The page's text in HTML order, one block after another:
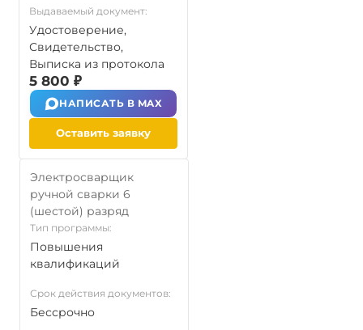
Выдаваемый документ:
Удостоверение,
Свидетельство,
Выписка из протокола
5 800 ₽
НАПИСАТЬ В MAX
Оставить заявку
Электросварщик
ручной сварки 6
(шестой) разряд
Тип программы:
Повышения
квалификаций
Срок действия документов:
Бессрочно